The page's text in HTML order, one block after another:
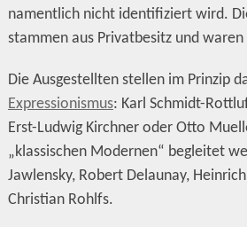
namentlich nicht identifiziert wird.
stammen aus Privatbesitz und
Die Ausgestellten stellen im Prinzip
Expressionismus: Karl Schmidt-
Erst-Ludwig Kirchner oder Otto
„klassischen Modernen“ begleitet
Jawlensky, Robert Delaunay,
Christian Rohlfs.